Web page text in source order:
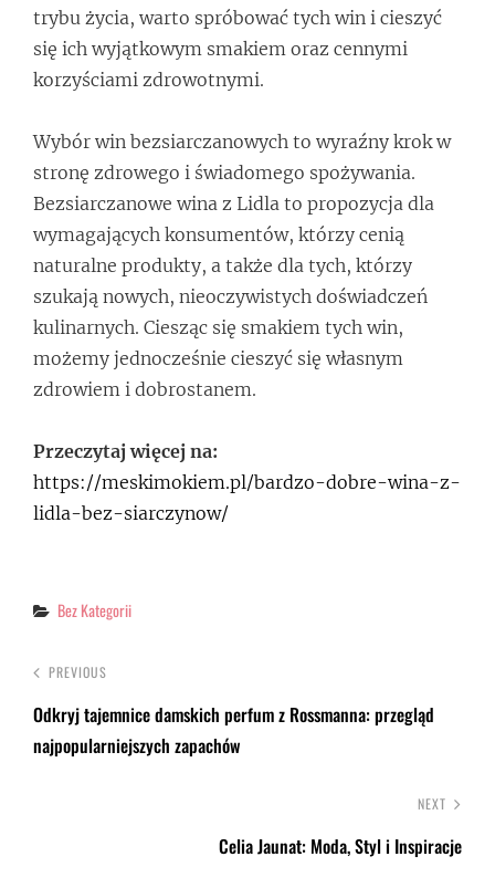
trybu życia, warto spróbować tych win i cieszyć
się ich wyjątkowym smakiem oraz cennymi
korzyściami zdrowotnymi.
Wybór win bezsiarczanowych to wyraźny krok w
stronę zdrowego i świadomego spożywania.
Bezsiarczanowe wina z Lidla to propozycja dla
wymagających konsumentów, którzy cenią
naturalne produkty, a także dla tych, którzy
szukają nowych, nieoczywistych doświadczeń
kulinarnych. Ciesząc się smakiem tych win,
możemy jednocześnie cieszyć się własnym
zdrowiem i dobrostanem.
Przeczytaj więcej na:
https://meskimokiem.pl/bardzo-dobre-wina-z-
lidla-bez-siarczynow/
Categories
Bez Kategorii
PREVIOUS
Odkryj tajemnice damskich perfum z Rossmanna: przegląd
najpopularniejszych zapachów
NEXT
Celia Jaunat: Moda, Styl i Inspiracje